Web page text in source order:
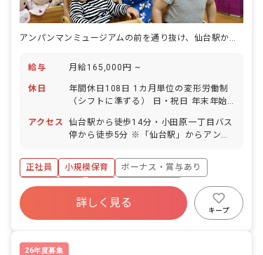
給与 月給165,000円 ~
休日
年間休日108日 1カ月単位の変形労働制
（シフトに準ずる） 日・祝日 年末年始
64％（既存園実績） 産休育休制度 ◆お
休みが取りやすいようシフトを調整して
アクセス
仙台駅から徒歩14分・小田原一丁目バス
停から徒歩5分 ※「仙台駅」からアンパ
通える好立地！ ※バスなら「仙台駅前」
から5分程度で最寄りバス停に到着しま
す。
正社員 小規模保育
ボーナス・賞与あり
社会保険完備
有給
福利厚生充実
残業少なめ
昇給昇進あり
詳しく見る
キープ
26年度募集